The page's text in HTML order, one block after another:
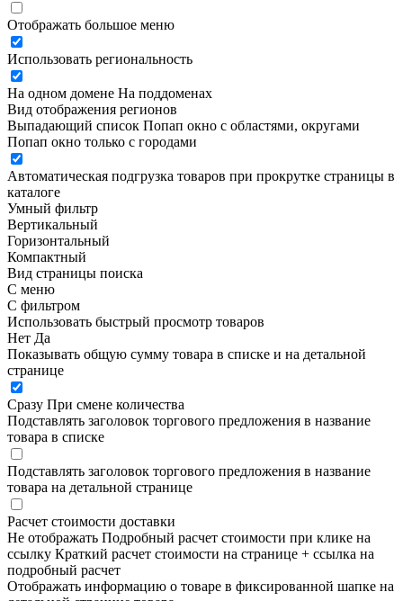
Отображать большое меню
Использовать региональность
На одном домене На поддоменах
Вид отображения регионов
Выпадающий список Попап окно c областями, округами
Попап окно только с городами
Автоматическая подгрузка товаров при прокрутке страницы в
каталоге
Умный фильтр
Вертикальный
Горизонтальный
Компактный
Вид страницы поиска
С меню
С фильтром
Использовать быстрый просмотр товаров
Нет Да
Показывать общую сумму товара в списке и на детальной
странице
Сразу При смене количества
Подставлять заголовок торгового предложения в название
товара в списке
Подставлять заголовок торгового предложения в название
товара на детальной странице
Расчет стоимости доставки
Не отображать Подробный расчет стоимости при клике на
ссылку Краткий расчет стоимости на странице + ссылка на
подробный расчет
Отображать информацию о товаре в фиксированной шапке на